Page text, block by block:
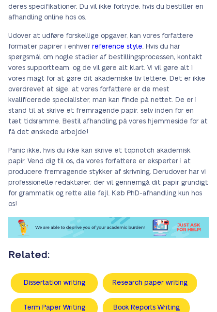
deres specifikationer. Du vil ikke fortryde, hvis du bestiller en
afhandling online hos os.
Udover at udføre forskellige opgaver, kan vores forfattere
formater papirer i enhver reference style. Hvis du har
spørgsmål om nogle stadier af bestillingsprocessen, kontakt
vores supportteam, og de vil gøre alt klart. Vi vil gøre alt i
vores magt for at gøre dit akademiske liv lettere. Det er ikke
overdrevet at sige, at vores forfattere er de mest
kvalificerede specialister, man kan finde på nettet. De er i
stand til at skrive et fremragende papir, selv inden for en
tæt tidsramme. Bestil afhandling på vores hjemmeside for at
få det ønskede arbejde!
Panic ikke, hvis du ikke kan skrive et topnotch akademisk
papir. Vend dig til os, da vores forfattere er eksperter i at
producere fremragende stykker af skrivning. Derudover har vi
professionelle redaktører, der vil gennemgå dit papir grundigt
for grammatik og rette alle fejl. Køb PhD-afhandling kun hos
os!
Related:
Dissertation writing Research paper writing
Term Paper Writing Book Reports Writing